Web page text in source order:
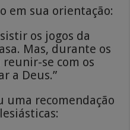
em sua orientação:
os jogos da
Mas, durante os
se com os
a Deus.”
uma recomendação